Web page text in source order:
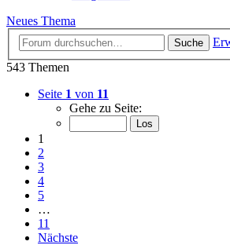
Neues Thema
Suche
543 Themen
Seite 1 von 11
Gehe zu Seite:
1
2
3
4
5
…
11
Nächste